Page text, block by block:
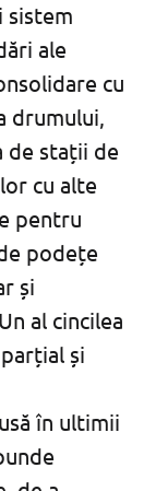
sistem
ale
cu
drumului,
de stații de
cu alte
pentru
podețe
și
al cincilea
și
în ultimii